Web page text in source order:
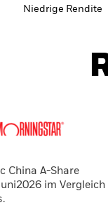
Niedrige Rendite
China A-Share
im Vergleich